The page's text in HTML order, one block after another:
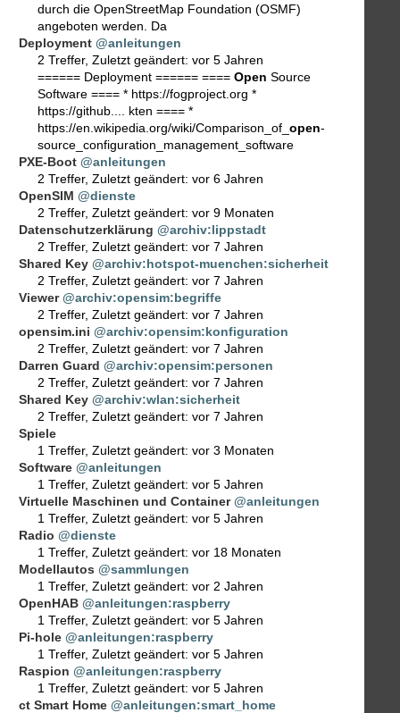
durch die OpenStreetMap Foundation (OSMF)
angeboten werden. Da
Deployment @anleitungen
2 Treffer, Zuletzt geändert: vor 5 Jahren
====== Deployment ====== ==== Open Source
Software ==== * https://fogproject.org *
https://github.... kten ==== *
https://en.wikipedia.org/wiki/Comparison_of_ open-
source_configuration_management_software
PXE-Boot @anleitungen
2 Treffer, Zuletzt geändert: vor 6 Jahren
OpenSIM @dienste
2 Treffer, Zuletzt geändert: vor 9 Monaten
Datenschutzerklärung @archiv:lippstadt
2 Treffer, Zuletzt geändert: vor 7 Jahren
Shared Key @archiv:hotspot-muenchen:sicherheit
2 Treffer, Zuletzt geändert: vor 7 Jahren
Viewer @archiv:opensim:begriffe
2 Treffer, Zuletzt geändert: vor 7 Jahren
opensim.ini @archiv:opensim:konfiguration
2 Treffer, Zuletzt geändert: vor 7 Jahren
Darren Guard @archiv:opensim:personen
2 Treffer, Zuletzt geändert: vor 7 Jahren
Shared Key @archiv:wlan:sicherheit
2 Treffer, Zuletzt geändert: vor 7 Jahren
Spiele
1 Treffer, Zuletzt geändert: vor 3 Monaten
Software @anleitungen
1 Treffer, Zuletzt geändert: vor 5 Jahren
Virtuelle Maschinen und Container @anleitungen
1 Treffer, Zuletzt geändert: vor 5 Jahren
Radio @dienste
1 Treffer, Zuletzt geändert: vor 18 Monaten
Modellautos @sammlungen
1 Treffer, Zuletzt geändert: vor 2 Jahren
OpenHAB @anleitungen:raspberry
1 Treffer, Zuletzt geändert: vor 5 Jahren
Pi-hole @anleitungen:raspberry
1 Treffer, Zuletzt geändert: vor 5 Jahren
Raspion @anleitungen:raspberry
1 Treffer, Zuletzt geändert: vor 5 Jahren
ct Smart Home @anleitungen:smart_home